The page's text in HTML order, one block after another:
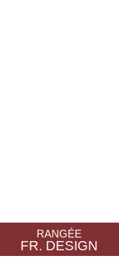
RANGÉE
FR. DESIGN